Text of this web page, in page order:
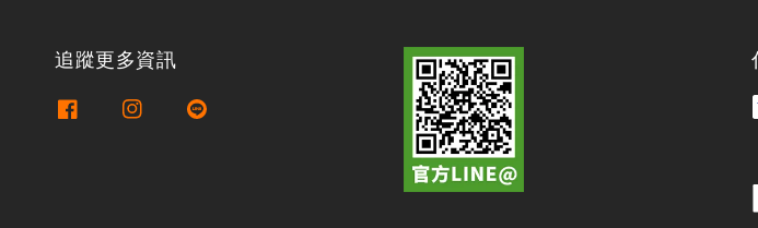
追蹤更多資訊